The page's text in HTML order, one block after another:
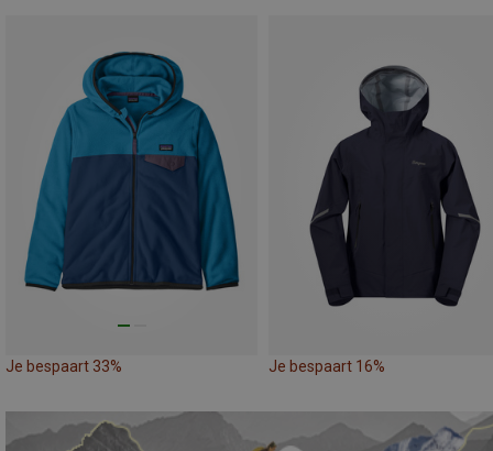
Je bespaart 33% Je bespaart 16%